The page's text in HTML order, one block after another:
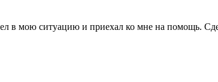
в мою ситуацию и приехал ко мне на помощь.